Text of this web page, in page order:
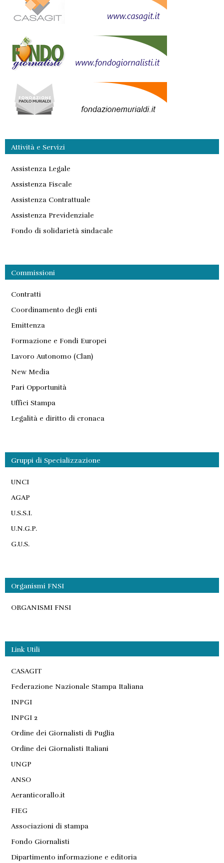
Attività e Servizi
Assistenza Legale
Assistenza Fiscale
Assistenza Contrattuale
Assistenza Previdenziale
Fondo di solidarietà sindacale
Commissioni
Contratti
Coordinamento degli enti
Emittenza
Formazione e Fondi Europei
Lavoro Autonomo (Clan)
New Media
Pari Opportunità
Uffici Stampa
Legalità e diritto di cronaca
Gruppi di Specializzazione
UNCI
AGAP
U.S.S.I.
U.N.G.P.
G.U.S.
Organismi FNSI
ORGANISMI FNSI
Link Utili
CASAGIT
Federazione Nazionale Stampa Italiana
INPGI
INPGI 2
Ordine dei Giornalisti di Puglia
Ordine dei Giornalisti Italiani
UNGP
ANSO
Aeranticorallo.it
FIEG
Associazioni di stampa
Fondo Giornalisti
Dipartimento informazione e editoria